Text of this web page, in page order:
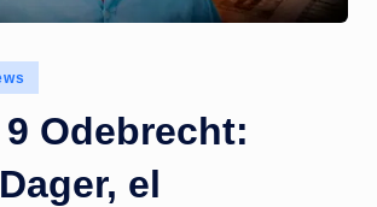
Odebrecht:
el